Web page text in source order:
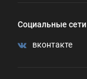
Социальные сети
вконтакте